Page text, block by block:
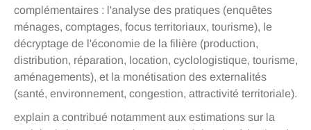
complémentaires : l'analyse des pratiques (enquêtes
ménages, comptages, focus territoriaux, tourisme), le
décryptage de l'économie de la filière (production,
distribution, réparation, location, cyclologistique, tourisme,
aménagements), et la monétisation des externalités
(santé, environnement, congestion, attractivité territoriale).
explain a contribué notamment aux estimations sur la